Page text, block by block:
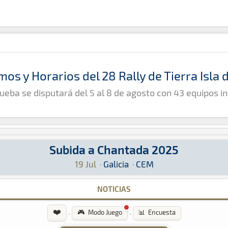
y Horarios del 28 Rally de Tierra Isla
se disputará del 5 al 8 de agosto con 43 equipos
Subida a Chantada 2025
19 Jul · Galicia · CEM
CEM: Aquí podrás encontrar toda la
NOTICIAS
❤️ · 🎮 Modo Juego · 📊 Encuesta